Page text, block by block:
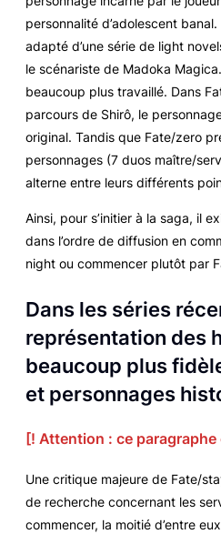
personnalité d’adolescent
adapté d’une série de light
le scénariste de Madoka Magica
beaucoup plus travaillé. Dans
parcours de Shirô, le
original. Tandis que Fate/zero
personnages (7 duos maître/
alterne entre leurs différents
Ainsi, pour s’initier à la saga, il
dans l’ordre de diffusion en
night ou commencer plutôt par
Dans les séries
représentation des
beaucoup plus
et personnages
[! Attention : ce
Une critique majeure de Fate/
de recherche concernant les
commencer, la moitié d’entre